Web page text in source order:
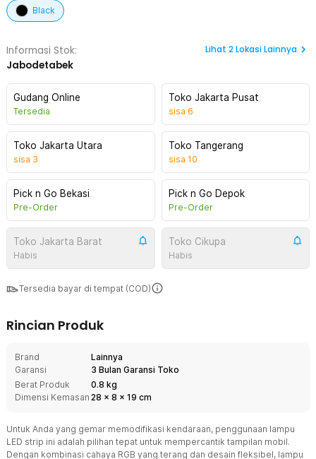
Black
Informasi Stok:
Jabodetabek
Lihat 2Lokasi Lainnya
Gudang Online
Tersedia
Toko Jakarta Pusat
sisa 6
Toko Jakarta Utara
sisa 3
Toko Tangerang
sisa 10
Pick n Go Bekasi
Pre-Order
Pick n Go Depok
Pre-Order
Toko Jakarta Barat
Habis
Toko Cikupa
Habis
Tersedia bayar di tempat (COD)
Rincian Produk
Brand
Lainnya
Garansi
3 Bulan Garansi Toko
Berat Produk
0.8 kg
Dimensi Kemasan 28 x 8 x 19 cm
Untuk Anda yang gemar memodifikasi kendaraan, penggunaan lampu
LED strip ini adalah pilihan tepat untuk mempercantik tampilan mobil.
Dengan kombinasi cahaya RGB yang terang dan desain fleksibel, lampu